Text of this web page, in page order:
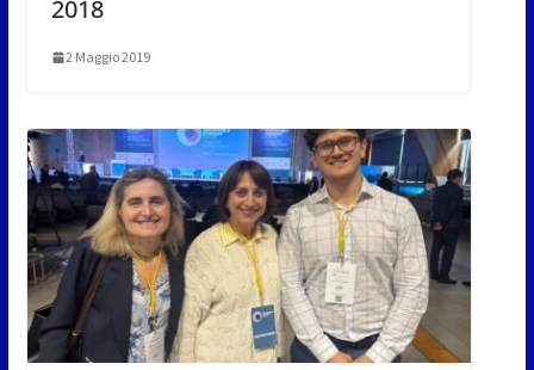
2018
2 Maggio 2019